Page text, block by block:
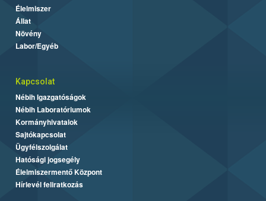
Élelmiszer
Állat
Növény
Labor/Egyéb
Kapcsolat
Nébih Igazgatóságok
Nébih Laboratóriumok
Kormányhivatalok
Sajtókapcsolat
Ügyfélszolgálat
Hatósági jogsegély
Élelmiszermentő Központ
Hírlevél feliratkozás